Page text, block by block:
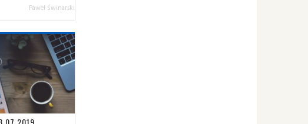
Paweł Świnarski